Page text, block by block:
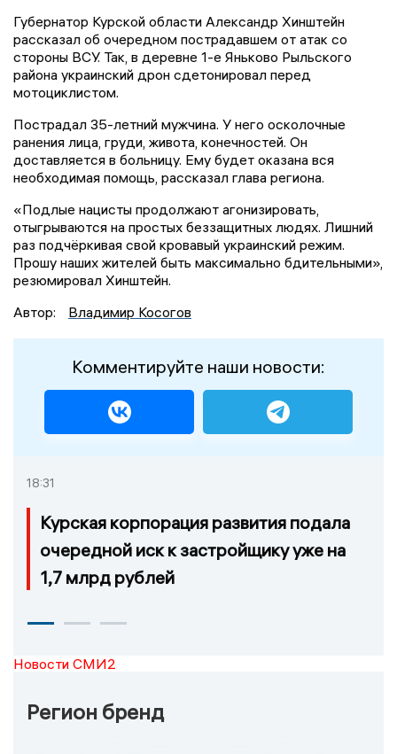
Губернатор Курской области Александр Хинштейн
рассказал об очередном пострадавшем от атак со
стороны ВСУ. Так, в деревне 1-е Яньково Рыльского
района украинский дрон сдетонировал перед
мотоциклистом.
Пострадал 35-летний мужчина. У него осколочные
ранения лица, груди, живота, конечностей. Он
доставляется в больницу. Ему будет оказана вся
необходимая помощь, рассказал глава региона.
«Подлые нацисты продолжают агонизировать,
отыгрываются на простых беззащитных людях. Лишний
раз подчёркивая свой кровавый украинский режим.
Прошу наших жителей быть максимально бдительными»,
резюмировал Хинштейн.
Автор:
Владимир Косогов
Комментируйте наши новости:
18:31
Курская корпорация развития подала
очередной иск к застройщику уже на
1,7 млрд рублей
Новости СМИ2
Регион бренд